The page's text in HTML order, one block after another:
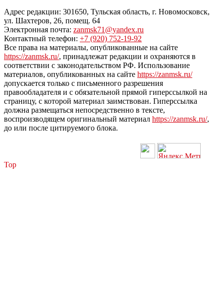
Адрес редакции: 301650, Тульская область, г. Новомосковск,
ул. Шахтеров, 26, помещ. 64
Электронная почта: zanmsk71@yandex.ru
Контактный телефон: +7 (920) 752-19-92
Все права на материалы, опубликованные на сайте
https://zanmsk.ru/, принадлежат редакции и охраняются в
соответствии с законодательством РФ. Использование
материалов, опубликованных на сайте https://zanmsk.ru/
допускается только с письменного разрешения
правообладателя и с обязательной прямой гиперссылкой на
страницу, с которой материал заимствован. Гиперссылка
должна размещаться непосредственно в тексте,
воспроизводящем оригинальный материал https://zanmsk.ru/,
до или после цитируемого блока.
Top